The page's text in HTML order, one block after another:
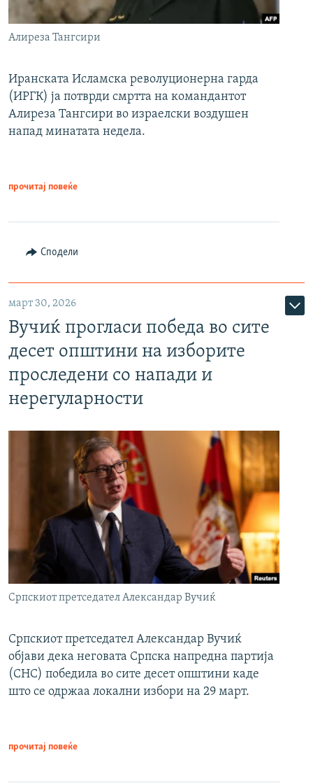
Алиреза Тангсири
Иранската Исламска револуционерна гарда
(ИРГК) ја потврди смртта на командантот
Алиреза Тангсири во израелски воздушен
напад минатата недела.
прочитај повеќе
Сподели
март 30, 2026
Вучиќ прогласи победа во сите
десет општини на изборите
проследени со напади и
нерегуларности
Српскиот претседател Александар Вучиќ
Српскиот претседател Александар Вучиќ
објави дека неговата Српска напредна партија
(СНС) победила во сите десет општини каде
што се одржаа локални избори на 29 март.
прочитај повеќе